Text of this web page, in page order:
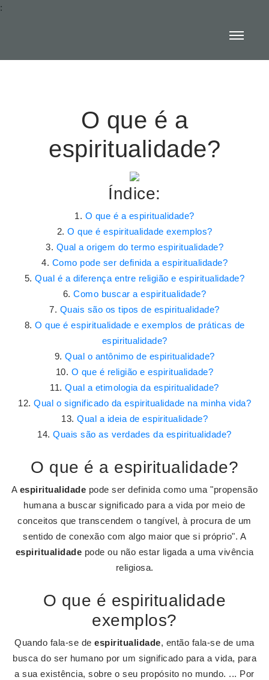
:
O que é a
espiritualidade?
Índice:
O que é a espiritualidade?
O que é espiritualidade exemplos?
Qual a origem do termo espiritualidade?
Como pode ser definida a espiritualidade?
Qual é a diferença entre religião e espiritualidade?
Como buscar a espiritualidade?
Quais são os tipos de espiritualidade?
O que é espiritualidade e exemplos de práticas de
espiritualidade?
Qual o antônimo de espiritualidade?
O que é religião e espiritualidade?
Qual a etimologia da espiritualidade?
Qual o significado da espiritualidade na minha vida?
Qual a ideia de espiritualidade?
Quais são as verdades da espiritualidade?
O que é a espiritualidade?
A espiritualidade pode ser definida como uma "propensão
humana a buscar significado para a vida por meio de
conceitos que transcendem o tangível, à procura de um
sentido de conexão com algo maior que si próprio". A
espiritualidade pode ou não estar ligada a uma vivência
religiosa.
O que é espiritualidade
exemplos?
Quando fala-se deespiritualidade, então fala-se de uma
busca do ser humano por um significado para a vida, para
a sua existência, sobre o seu propósito no mundo. ... Por